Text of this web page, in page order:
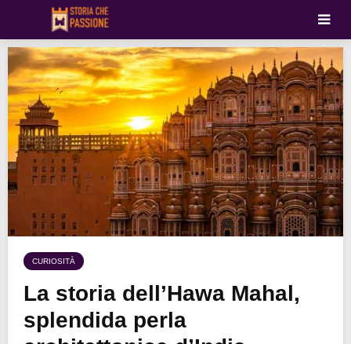
CURIOSITÀ
La storia dell’Hawa Mahal,
splendida perla